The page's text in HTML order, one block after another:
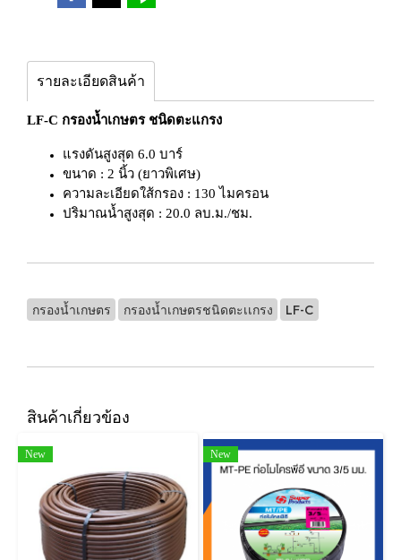
รายละเอียดสินค้า
LF-C กรองน้ำเกษตร ชนิดตะแกรง
แรงดันสูงสุด 6.0 บาร์
ขนาด : 2 นิ้ว (ยาวพิเศษ)
ความละเอียดใส้กรอง : 130 ไมครอน
ปริมาณน้ำสูงสุด : 20.0 ลบ.ม./ชม.
กรองน้ำเกษตร กรองน้ำเกษตรชนิดตะเเกรง LF-C
สินค้าเกี่ยวข้อง
New New